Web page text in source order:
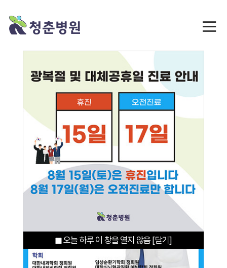
오늘 하루 이 창을 열지 않음[닫기]
오늘 하루 이 창을 열지 않음 [닫기]
오늘 하루 이 창을 열지 않음 [닫기]